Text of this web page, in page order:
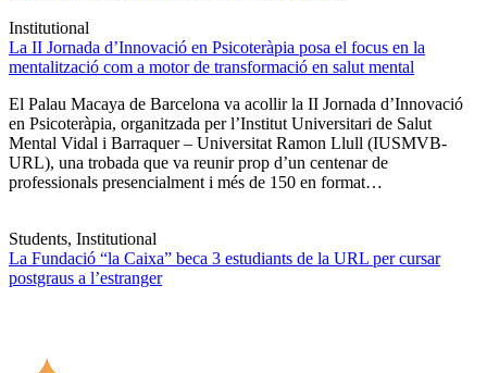
Institutional
La II Jornada d’Innovació en Psicoteràpia posa el focus en la
mentalització com a motor de transformació en salut mental
El Palau Macaya de Barcelona va acollir la II Jornada d’Innovació
en Psicoteràpia, organitzada per l’Institut Universitari de Salut
Mental Vidal i Barraquer – Universitat Ramon Llull (IUSMVB-
URL), una trobada que va reunir prop d’un centenar de
professionals presencialment i més de 150 en format…
Students, Institutional
La Fundació “la Caixa” beca 3 estudiants de la URL per cursar
postgraus a l’estranger